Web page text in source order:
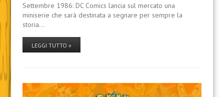
Settembre 1986: DC Comics lancia sul mercato una
miniserie che sarà destinata a segnare per sempre la
storia…
LEGGI TUTTO »